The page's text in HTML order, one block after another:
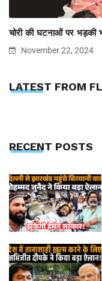
चोरी की घटनाओं पर भड़की
November 22, 2024
LATEST FROM
RECENT POSTS